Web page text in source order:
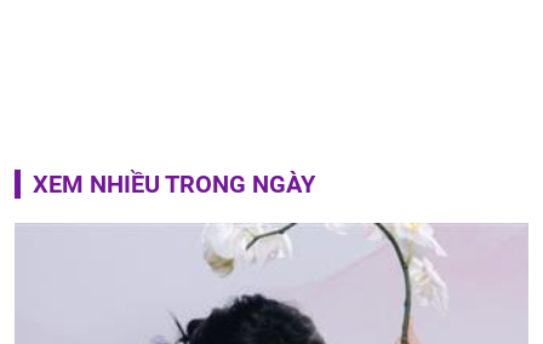
XEM NHIỀU TRONG NGÀY